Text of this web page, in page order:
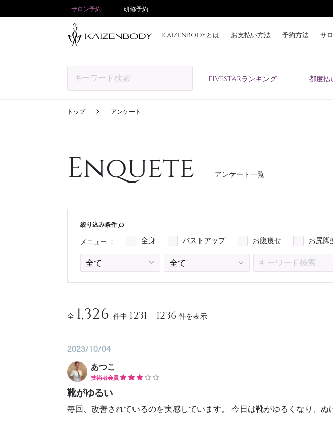
サロン予約 研修予約
KAIZENBODYとは お支払い方法 予約方法 サ
FIVESTARランキング 都度払
お
予約確認 お気に入り
トップ アンケート
Enquete アンケート一覧
絞り込み条件
メニュー ： 全身 バストアップ お腹痩せ お尻脚
全 1,326 件中 1231 - 1236 件を表示
2023/10/04
あつこ
技術者会員
靴がゆるい
毎回、改善されているのを実感しています。 今日は靴がゆるくなり、